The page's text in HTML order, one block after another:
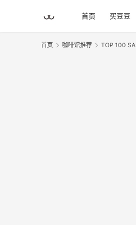
首页 买豆豆
首页 咖啡馆推荐 TOP 100 SA